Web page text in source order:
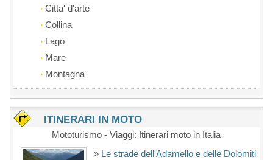
Citta' d'arte
Collina
Lago
Mare
Montagna
ITINERARI IN MOTO
Mototurismo - Viaggi: Itinerari moto in Italia
» Le strade dell'Adamello e delle Dolomiti